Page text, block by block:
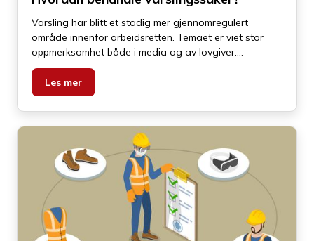
Varsling har blitt et stadig mer gjennomregulert
område innenfor arbeidsretten. Temaet er viet stor
oppmerksomhet både i media og av lovgiver.
Varslingsinstituttet springer ut av ytringsfriheten og
knytter seg til alle arbeidstakeres rett til å si fra om
kritikkverdige forhold ved virksomheten.
Les mer